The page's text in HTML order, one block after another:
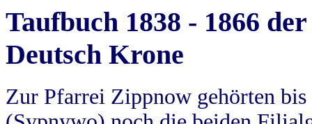
Taufbuch 1838 - 1866
Deutsch Krone
Zur Pfarrei Zippnow gehörten